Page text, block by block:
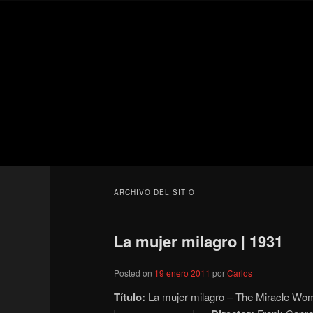
ARCHIVO DEL SITIO
La mujer milagro | 1931
Posted on 19 enero 2011 porCarlos
Título: La mujer milagro – The Miracle